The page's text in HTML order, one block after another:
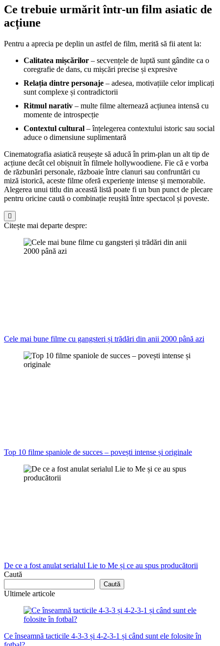
Ce trebuie urmărit într-un film asiatic de
acțiune
Pentru a aprecia pe deplin un astfel de film, merită să fii atent la:
Calitatea mișcărilor – secvențele de luptă sunt gândite ca o
coregrafie de dans, cu mișcări precise și expresive
Relația dintre personaje – adesea, motivațiile celor implicați
sunt complexe și contradictorii
Ritmul narativ – multe filme alternează acțiunea intensă cu
momente de introspecție
Contextul cultural – înțelegerea contextului istoric sau social
aduce o dimensiune suplimentară
Cinematografia asiatică reușește să aducă în prim-plan un alt tip de
acțiune decât cel obișnuit în filmele hollywoodiene. Fie că e vorba
de răzbunări personale, războaie între clanuri sau confruntări cu
miză istorică, aceste filme oferă experiențe intense și memorabile.
Alegerea unui titlu din această listă poate fi un bun punct de plecare
pentru oricine caută o combinație reușită între spectacol și poveste.
Citește mai departe despre:
Cele mai bune filme cu gangsteri și trădări din anii 2000 până azi
Top 10 filme spaniole de succes – povești intense și originale
De ce a fost anulat serialul Lie to Me și ce au spus producătorii
Caută
Caută
Ultimele articole
Ce înseamnă tacticile 4-3-3 și 4-2-3-1 și când sunt ele folosite în